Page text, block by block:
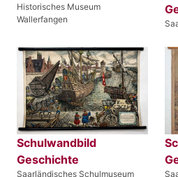
Historisches Museum
Wallerfangen
Schulwandbild
Geschichte
Saarländisches Schulmuseum